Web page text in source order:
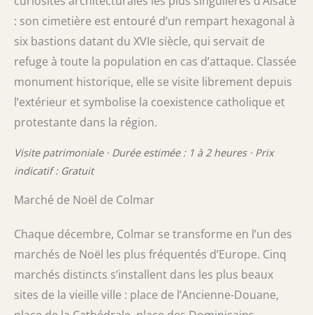
: son cimetière est entouré d’un rempart hexagonal à
six bastions datant du XVIe siècle, qui servait de
refuge à toute la population en cas d’attaque. Classée
monument historique, elle se visite librement depuis
l’extérieur et symbolise la coexistence catholique et
protestante dans la région.
Visite patrimoniale · Durée estimée : 1 à 2 heures · Prix
indicatif : Gratuit
Marché de Noël de Colmar
Chaque décembre, Colmar se transforme en l’un des
marchés de Noël les plus fréquentés d’Europe. Cinq
marchés distincts s’installent dans les plus beaux
sites de la vieille ville : place de l’Ancienne-Douane,